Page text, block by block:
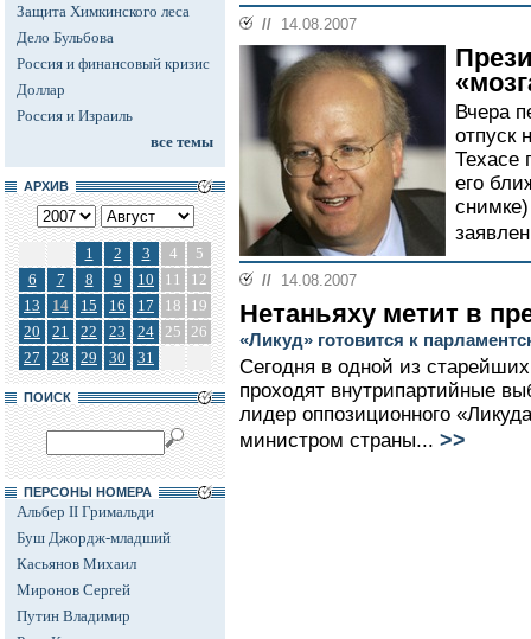
Защита Химкинского леса
Дело Бульбова
Россия и финансовый кризис
Доллар
Россия и Израиль
все темы
АРХИВ
1 2 3 4
5
6
7 8 9 10 11
12
13
14 15 16 17 18
19
20
21 22 23 24 25 26
27
28 29 30 31
ПОИСК
ПЕРСОНЫ НОМЕРА
Альбер II Гримальди
Буш Джордж-младший
Касьянов Михаил
Миронов Сергей
Путин Владимир
// 14.08.2007
Вчера
отпуск
его
// 14.08.2007
Нетаньяху метит в
«Ликуд» готовится к
Сегодня в одной из
проходят внутрипартийные
лидер оппозиционного
министром страны... >>